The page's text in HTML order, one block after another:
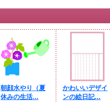
朝顔水やり（夏
休みの生活...
かわいいデザイ
ンの絵日記...